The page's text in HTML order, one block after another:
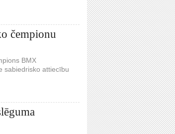
čempionu
BMX
sabiedrisko attiecību